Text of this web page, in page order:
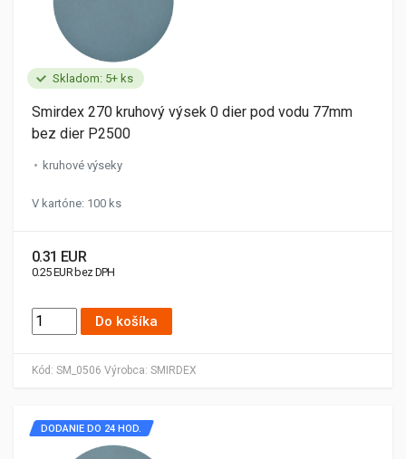
Skladom: 5+ ks
Kód: SM_0506 Výrobca: SMIRDEX
Smirdex 270 kruhový výsek 0 dier pod vodu 77mm
bez dier P2500
kruhové výseky
V kartóne: 100 ks
0.31 EUR
0.25 EUR bez DPH
Do košíka
DODANIE DO 24 HOD.